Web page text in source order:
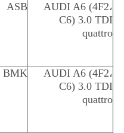
AUDI A6 (4F2،
C6) 3.0 TDI
quattro
ASB
AUDI A6 (4F2،
C6) 3.0 TDI
quattro
BMK